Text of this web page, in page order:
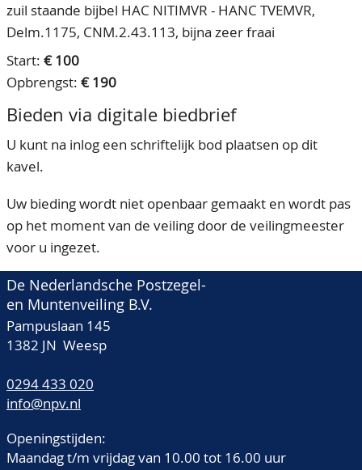
zuil staande bijbel HAC NITIMVR - HANC TVEMVR,
Delm.1175, CNM.2.43.113, bijna zeer fraai
Start: € 100
Opbrengst: € 190
Bieden via digitale biedbrief
U kunt na inlog een schriftelijk bod plaatsen op dit
kavel.
Uw bieding wordt niet openbaar gemaakt en wordt pas
op het moment van de veiling door de veilingmeester
voor u ingezet.
De Nederlandsche Postzegel-
en Muntenveiling B.V.
Pampuslaan 145
1382 JN Weesp
0294 433 020
info@npv.nl
Openingstijden:
Maandag t/m vrijdag van 10.00 tot 16.00 uur